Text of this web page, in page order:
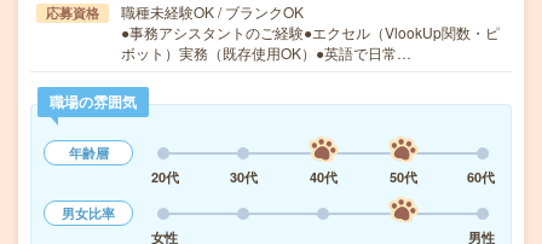
応募資格
職種未経験OK / ブランクOK
●事務アシスタントのご経験●エクセル（VlookUp関数・ピ
ボット）実務（既存使用OK）●英語で日常…
職場の雰囲気
年齢層
20代
30代 40代 50代
60代
男女比率
女性
男性